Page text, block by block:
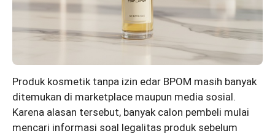
Produk kosmetik tanpa izin edar BPOM masih banyak
ditemukan di marketplace maupun media sosial.
Karena alasan tersebut, banyak calon pembeli mulai
mencari informasi soal legalitas produk sebelum